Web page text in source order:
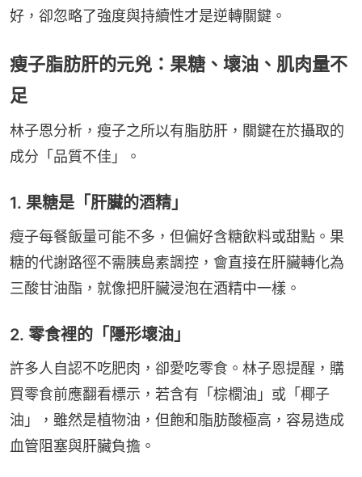
好，卻忽略了強度與持續性才是逆轉關鍵。
瘦子脂肪肝的元兇：果糖、壞油、肌肉量不
足
林子恩分析，瘦子之所以有脂肪肝，關鍵在於攝取的
成分「品質不佳」。
1. 果糖是「肝臟的酒精」
瘦子每餐飯量可能不多，但偏好含糖飲料或甜點。果
糖的代謝路徑不需胰島素調控，會直接在肝臟轉化為
三酸甘油酯，就像把肝臟浸泡在酒精中一樣。
2. 零食裡的「隱形壞油」
許多人自認不吃肥肉，卻愛吃零食。林子恩提醒，購
買零食前應翻看標示，若含有「棕櫚油」或「椰子
油」，雖然是植物油，但飽和脂肪酸極高，容易造成
血管阻塞與肝臟負擔。